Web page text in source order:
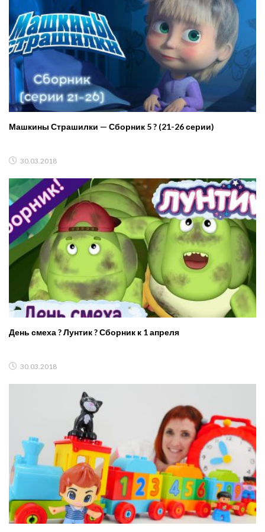
Машкины Страшилки — Сборник 5 ? (21-26 серии)
30.03.2018
День смеха ? Лунтик ? Сборник к 1 апреля
30.03.2018